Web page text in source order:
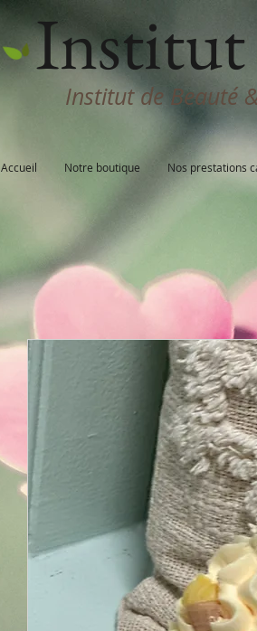
Institut de Beauté
Accueil Notre boutique Nos prestations